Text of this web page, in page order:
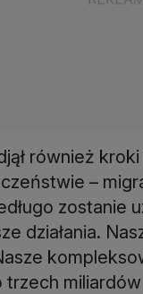
również
–
zostanie
działania.
trzech